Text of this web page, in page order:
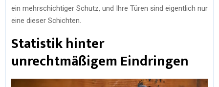
ein mehrschichtiger Schutz, und Ihre Türen sind eigentlich nur
eine dieser Schichten.
Statistik hinter
unrechtmäßigem Eindringen